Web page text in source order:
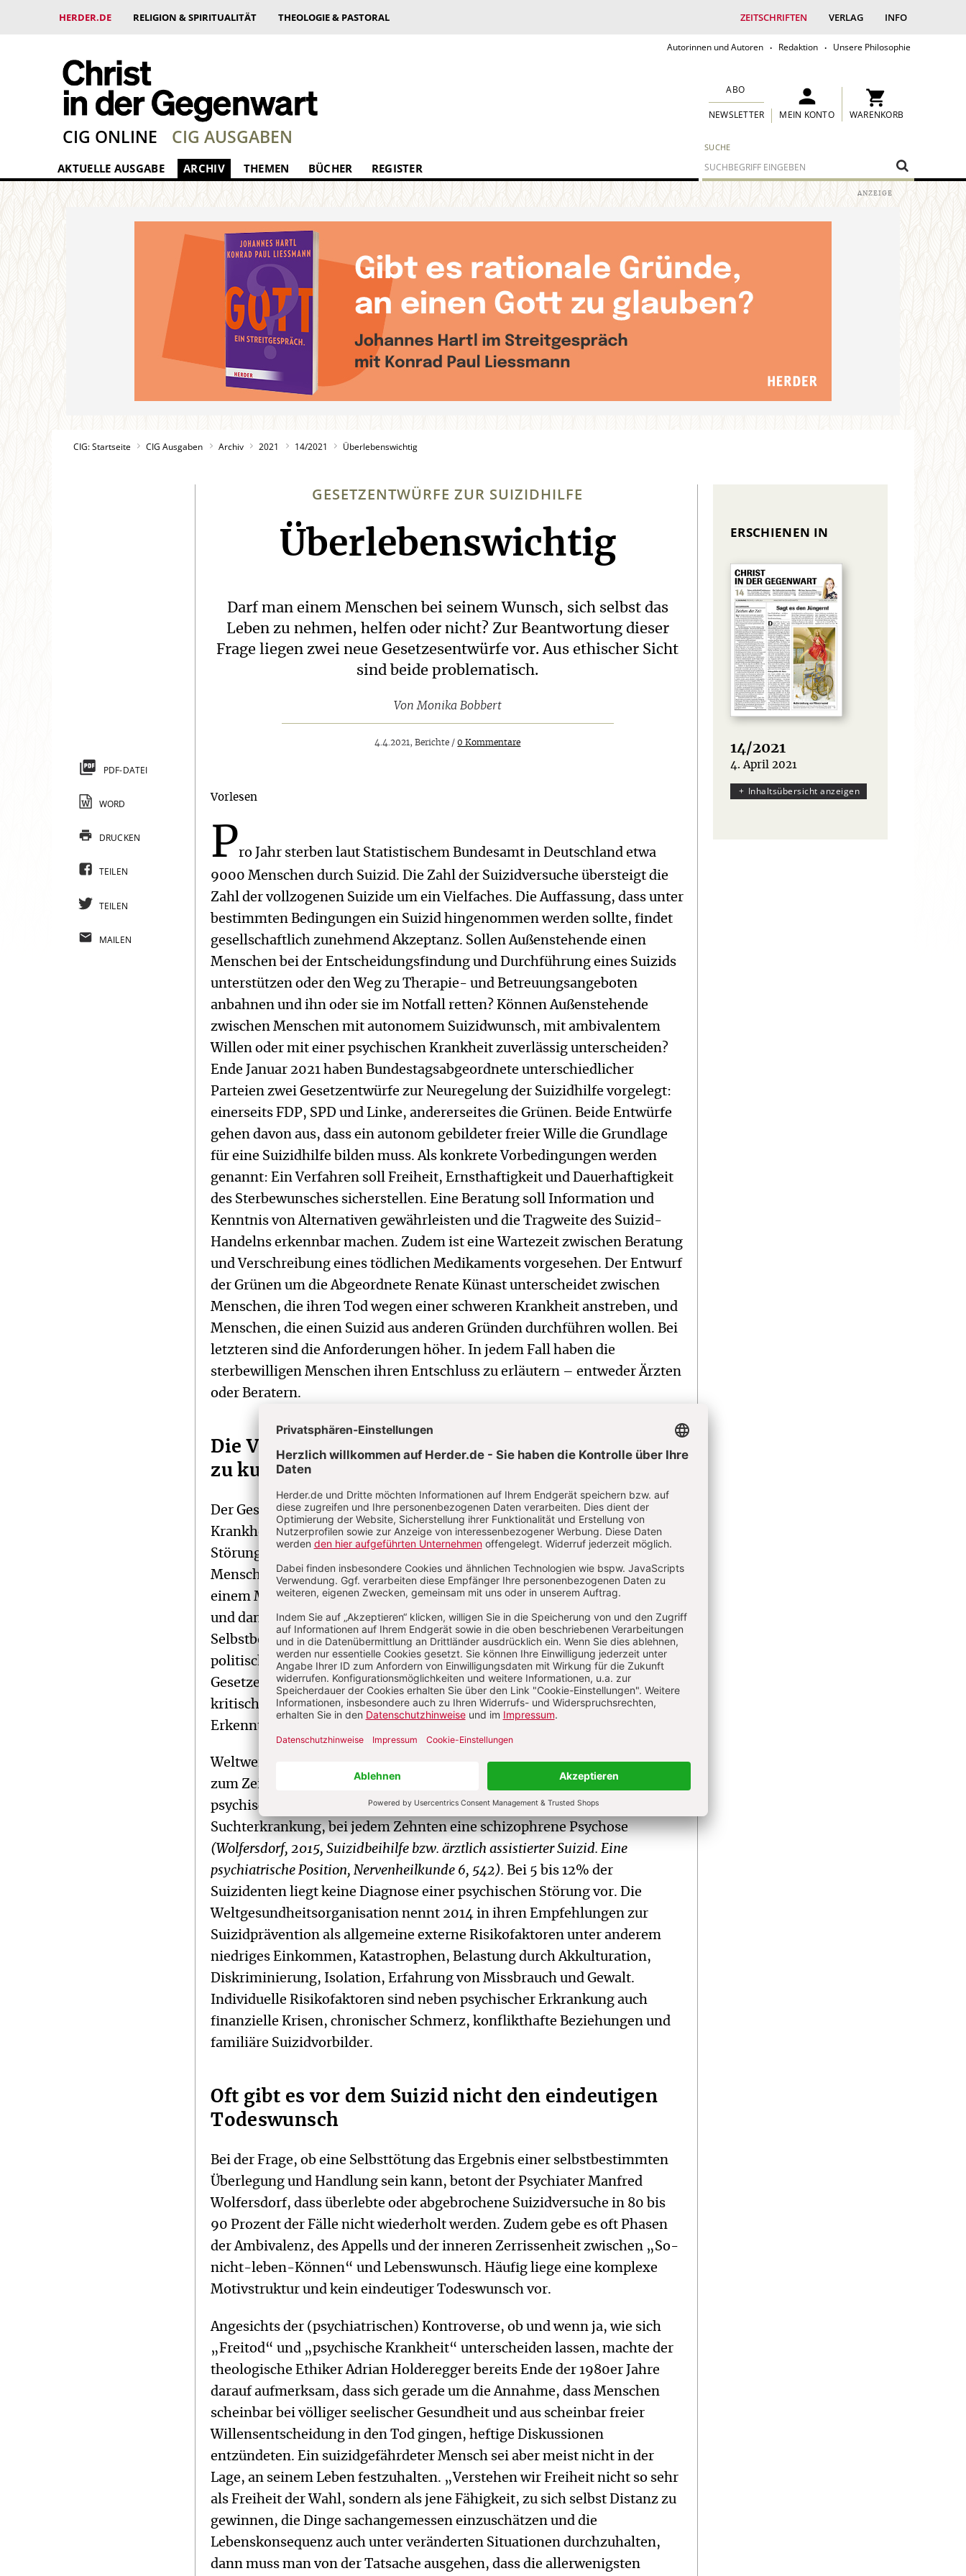
HERDER.DE RELIGION & SPIRITUALITÄT THEOLOGIE & PASTORAL ZEITSCHRIFTEN VERLAG INFO
Autorinnen und Autoren Redaktion Unsere Philosophie
SUCHE
ABO
NEWSLETTER MEIN KONTO WARENKORB
CIG ONLINE CIG AUSGABEN
AKTUELLE AUSGABE ARCHIV THEMEN BÜCHER REGISTER
CIG: Startseite CIG Ausgaben Archiv 2021 14/2021 Überlebenswichtig
GESETZENTWÜRFE ZUR SUIZIDHILFE
:
Überlebenswichtig
Darf man einem Menschen bei seinem Wunsch, sich selbst das
Leben zu nehmen, helfen oder nicht? Zur Beantwortung dieser
Frage liegen zwei neue Gesetzesentwürfe vor. Aus ethischer Sicht
sind beide problematisch.
Von Monika Bobbert
4.4.2021, Berichte /0 Kommentare
Vorlesen
Pro Jahr sterben laut Statistischem Bundesamt in Deutschland etwa
9000 Menschen durch Suizid. Die Zahl der Suizidversuche übersteigt die
Zahl der vollzogenen Suizide um ein Vielfaches. Die Auffassung, dass unter
bestimmten Bedingungen ein Suizid hingenommen werden sollte, findet
gesellschaftlich zunehmend Akzeptanz. Sollen Außenstehende einen
Menschen bei der Entscheidungsfindung und Durchführung eines Suizids
unterstützen oder den Weg zu Therapie- und Betreuungsangeboten
anbahnen und ihn oder sie im Notfall retten? Können Außenstehende
zwischen Menschen mit autonomem Suizidwunsch, mit ambivalentem
Willen oder mit einer psychischen Krankheit zuverlässig unterscheiden?
Ende Januar 2021 haben Bundestagsabgeordnete unterschiedlicher
Parteien zwei Gesetzentwürfe zur Neuregelung der Suizidhilfe vorgelegt:
einerseits FDP, SPD und Linke, andererseites die Grünen. Beide Entwürfe
gehen davon aus, dass ein autonom gebildeter freier Wille die Grundlage
für eine Suizidhilfe bilden muss. Als konkrete Vorbedingungen werden
genannt: Ein Verfahren soll Freiheit, Ernsthaftigkeit und Dauerhaftigkeit
des Sterbewunsches sicherstellen. Eine Beratung soll Information und
Kenntnis von Alternativen gewährleisten und die Tragweite des Suizid-
Handelns erkennbar machen. Zudem ist eine Wartezeit zwischen Beratung
und Verschreibung eines tödlichen Medikaments vorgesehen. Der Entwurf
der Grünen um die Abgeordnete Renate Künast unterscheidet zwischen
Menschen, die ihren Tod wegen einer schweren Krankheit anstreben, und
Menschen, die einen Suizid aus anderen Gründen durchführen wollen. Bei
letzteren sind die Anforderungen höher. In jedem Fall haben die
sterbewilligen Menschen ihren Entschluss zu erläutern – entweder Ärzten
oder Beratern.
Die Vorstellungen von Selbstbestimmung greifen
zu kurz
Der Gesetzesentwurf der Grünen schließt Menschen mit einer psychischen
Krankheit, geistigen oder seelischen Behinderung oder krankhaften
Störung der Geistestätigkeit aus, der interfraktionelle Entwurf lediglich
Menschen mit einer „akuten psychischen Störung“. Beide gehen von
einem Menschen aus, der rational das Für und Wider eines Suizids abwägt
und dann seine Entscheidung fällt. Eine solche Vorstellung von
Selbstbestimmung oder Autonomie greift zu kurz, weil wir soziale und
politische Wesen sind und weil eine Selbsttötung irreversibel ist. Beide
Gesetzentwürfe enthalten Annahmen zur Selbstbestimmung, die
kritischen Nachfragen vor dem Hintergrund wissenschaftlicher
Erkenntnisse nicht standhalten.
Weltweit haben neun von zehn Menschen, die einen Suizid vollziehen,
zum Zeitpunkt der Selbsttötung nach psychologischen Autopsien eine
psychische Erkrankung: bei rund 60% eine Depression, bei rund 20% eine
Suchterkrankung, bei jedem Zehnten eine schizophrene Psychose
(Wolfersdorf, 2015, Suizidbeihilfe bzw. ärztlich assistierter Suizid. Eine
psychiatrische Position, Nervenheilkunde 6, 542). Bei 5 bis 12% der
Suizidenten liegt keine Diagnose einer psychischen Störung vor. Die
Weltgesundheitsorganisation nennt 2014 in ihren Empfehlungen zur
Suizidprävention als allgemeine externe Risikofaktoren unter anderem
niedriges Einkommen, Katastrophen, Belastung durch Akkulturation,
Diskriminierung, Isolation, Erfahrung von Missbrauch und Gewalt.
Individuelle Risikofaktoren sind neben psychischer Erkrankung auch
finanzielle Krisen, chronischer Schmerz, konflikthafte Beziehungen und
familiäre Suizidvorbilder.
Oft gibt es vor dem Suizid nicht den eindeutigen
Todeswunsch
Bei der Frage, ob eine Selbsttötung das Ergebnis einer selbstbestimmten
Überlegung und Handlung sein kann, betont der Psychiater Manfred
Wolfersdorf, dass überlebte oder abgebrochene Suizidversuche in 80 bis
90 Prozent der Fälle nicht wiederholt werden. Zudem gebe es oft Phasen
der Ambivalenz, des Appells und der inneren Zerrissenheit zwischen „So-
nicht-leben-Können“ und Lebenswunsch. Häufig liege eine komplexe
Motivstruktur und kein eindeutiger Todeswunsch vor.
Angesichts der (psychiatrischen) Kontroverse, ob und wenn ja, wie sich
„Freitod“ und „psychische Krankheit“ unterscheiden lassen, machte der
theologische Ethiker Adrian Holderegger bereits Ende der 1980er Jahre
darauf aufmerksam, dass sich gerade um die Annahme, dass Menschen
scheinbar bei völliger seelischer Gesundheit und aus scheinbar freier
Willensentscheidung in den Tod gingen, heftige Diskussionen
entzündeten. Ein suizidgefährdeter Mensch sei aber meist nicht in der
Lage, an seinem Leben festzuhalten. „Verstehen wir Freiheit nicht so sehr
als Freiheit der Wahl, sondern als jene Fähigkeit, zu sich selbst Distanz zu
gewinnen, die Dinge sachangemessen einzuschätzen und die
Lebenskonsequenz auch unter veränderten Situationen durchzuhalten,
dann muss man von der Tatsache ausgehen, dass die allerwenigsten
PDF-DATEI
WORD
DRUCKEN
TEILEN
TEILEN
MAILEN
ERSCHIENEN IN
14/2021
:
4. April 2021
Inhaltsübersicht anzeigen